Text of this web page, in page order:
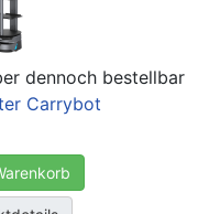
dennoch bestellbar
Carrybot